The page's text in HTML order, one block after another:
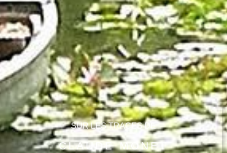
SUR LES TRACES DE
CLAUDE MONET